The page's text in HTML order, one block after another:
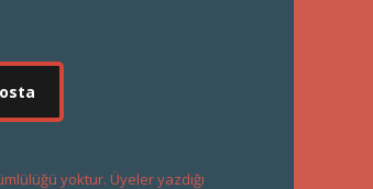
yoktur. Üyeler yazdığı